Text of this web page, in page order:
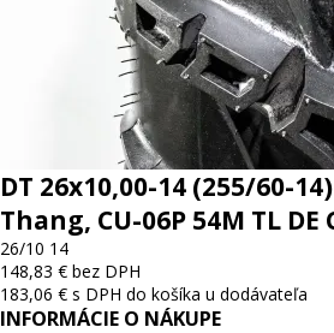
DT 26x10,00-14 (255/60-
Thang, CU-06P 54M TL DE
26/10 14
148,83 € bez DPH
183,06 € s DPH do košíka u dodávateľa
INFORMÁCIE O NÁKUPE